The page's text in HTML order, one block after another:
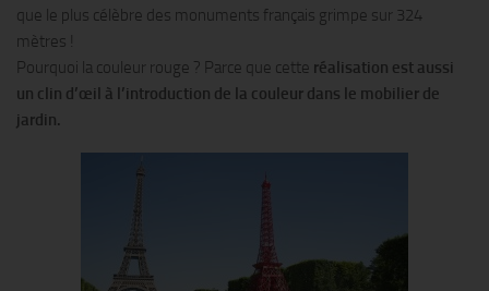
que le plus célèbre des monuments français grimpe sur 324
mètres !
Pourquoi la couleur rouge ? Parce que cette réalisation est aussi
un clin d’œil à l’introduction de la couleur dans le mobilier de
jardin.